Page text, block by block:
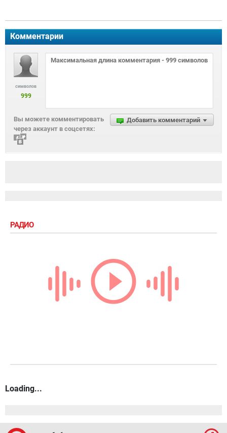
Комментарии
символов
999
Добавить комментарий
Вы можете комментировать
через аккаунт в соцсетях:
РАДИО
Loading...